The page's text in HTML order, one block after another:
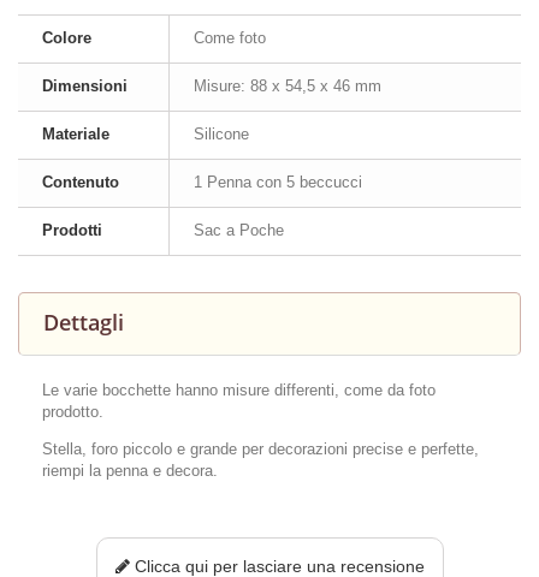
Colore Come foto
Dimensioni Misure: 88 x 54,5 x 46 mm
Materiale Silicone
Contenuto 1 Penna con 5 beccucci
Prodotti Sac a Poche
Dettagli
Le varie bocchette hanno misure differenti, come da foto
prodotto.
Stella, foro piccolo e grande per decorazioni precise e perfette,
riempi la penna e decora.
Clicca qui per lasciare una recensione